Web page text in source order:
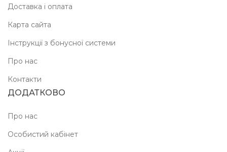
Доставка і оплата
Карта сайта
Інструкції з бонусної системи
Про нас
Контакти
ДОДАТКОВО
Про нас
Особистий кабінет